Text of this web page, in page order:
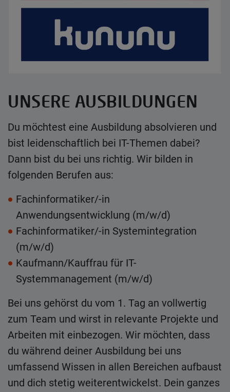
UNSERE AUSBILDUNGEN
Du möchtest eine Ausbildung absolvieren und
bist leidenschaftlich bei IT-Themen dabei?
Dann bist du bei uns richtig. Wir bilden in
folgenden Berufen aus:
Fachinformatiker/-in
Anwendungsentwicklung (m/w/d)
Fachinformatiker/-in Systemintegration
(m/w/d)
Kaufmann/Kauffrau für IT-
Systemmanagement (m/w/d)
Bei uns gehörst du vom 1. Tag an vollwertig
zum Team und wirst in relevante Projekte und
Arbeiten mit einbezogen. Wir möchten, dass
du während deiner Ausbildung bei uns
umfassend Wissen in allen Bereichen aufbaust
und dich stetig weiterentwickelst. Dein ganzes